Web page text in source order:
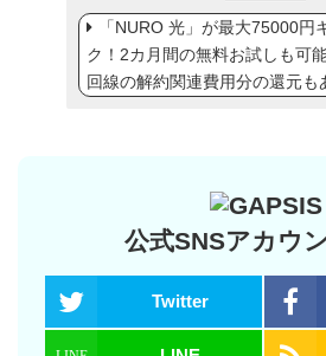
「NURO 光」が最大75000円
ク！2カ月間の無料お試しも可
回線の解約関連費用分の還元も
公式SNSアカウ
Twitter